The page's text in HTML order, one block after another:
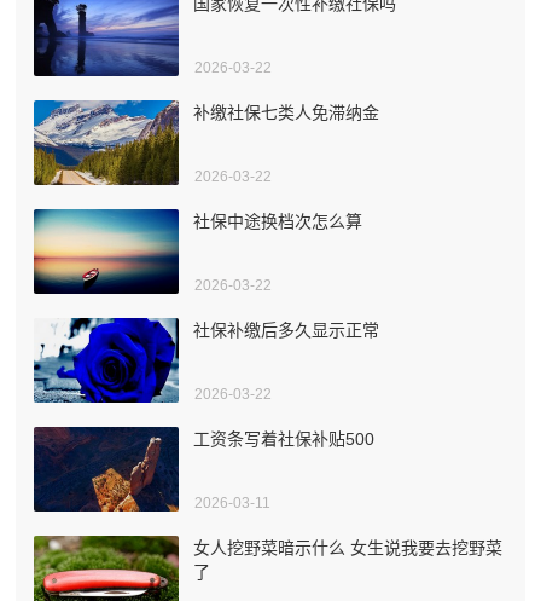
2026-03-22
补缴社保七类人免滞纳金
2026-03-22
社保中途换档次怎么算
2026-03-22
社保补缴后多久显示正常
2026-03-22
工资条写着社保补贴500
2026-03-11
女人挖野菜暗示什么 女生说我要去挖野菜
了